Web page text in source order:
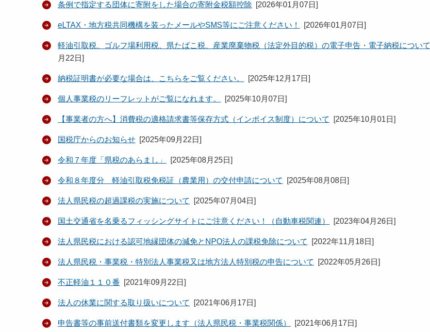
条例で指定する団体に寄附をした場合の寄附金税額控除 [2026年01月07日 ]
eLTAX・地方税共同機構を装ったメールやSMS等にご注意ください！ [2026年01月07日 ]
軽油引取税、ゴルフ場利用税、県たばこ税、産業廃棄物税（法定外目的税）の電子申告・電子納税について
月22日 ]
納税証明書が必要な場合は、こちらをご覧ください。 [2025年12月17日 ]
個人事業税のリーフレットがご覧になれます。 [2025年10月07日 ]
【事業者の方へ】消費税の適格請求書等保存方式（インボイス制度）について [2025年10月01日 ]
国税庁からのお知らせ [2025年09月22日 ]
令和７年度「県税のあらまし」 [2025年08月25日 ]
令和８年度分 軽油引取税免税証（農業用）の交付申請について [2025年08月08日 ]
法人県民税の超過課税の実施について [2025年07月04日 ]
国土交通省を名乗るフィッシングサイトにご注意ください！（自動車税関連） [2023年04月26日 ]
法人県民税における認可地縁団体の減免とNPO法人の課税免除について [2022年11月18日 ]
法人県民税・事業税・特別法人事業税又は地方法人特別税の申告について [2022年05月26日 ]
不正軽油１１０番 [2021年09月22日 ]
法人の休業に関する取り扱いについて [2021年06月17日 ]
申告書等の事前送付書類を変更します（法人県民税・事業税関係） [2021年06月17日 ]